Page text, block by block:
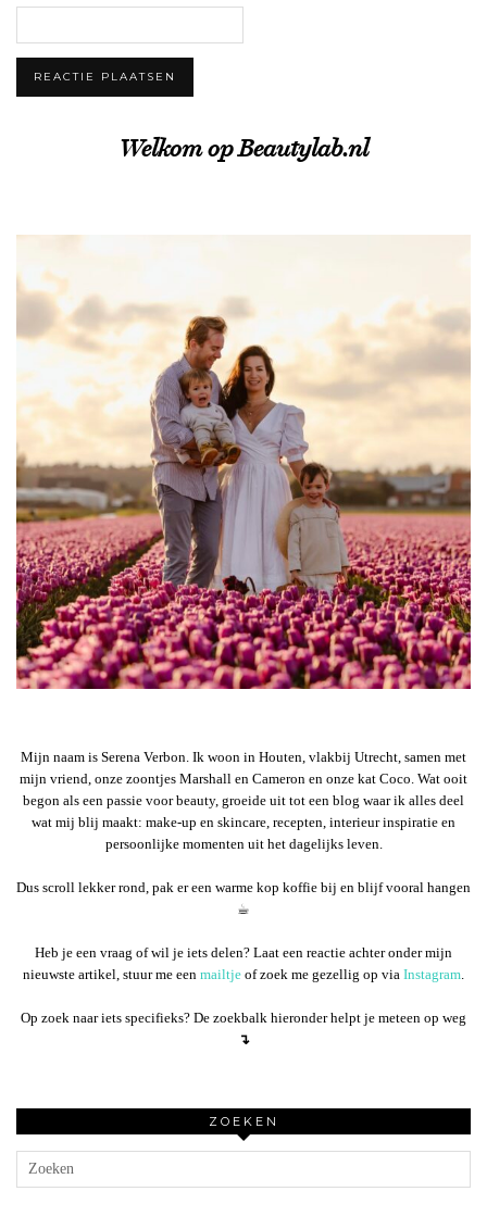
Welkom op Beautylab.nl
Mijn naam is Serena Verbon. Ik woon in Houten, vlakbij Utrecht, samen met
mijn vriend, onze zoontjes Marshall en Cameron en onze kat Coco. Wat ooit
begon als een passie voor beauty, groeide uit tot een blog waar ik alles deel
wat mij blij maakt: make-up en skincare, recepten, interieur inspiratie en
persoonlijke momenten uit het dagelijks leven.
Dus scroll lekker rond, pak er een warme kop koffie bij en blijf vooral hangen
☕︎
Heb je een vraag of wil je iets delen? Laat een reactie achter onder mijn
nieuwste artikel, stuur me een mailtje of zoek me gezellig op via Instagram
Op zoek naar iets specifieks? De zoekbalk hieronder helpt je meteen op weg
↴
ZOEKEN